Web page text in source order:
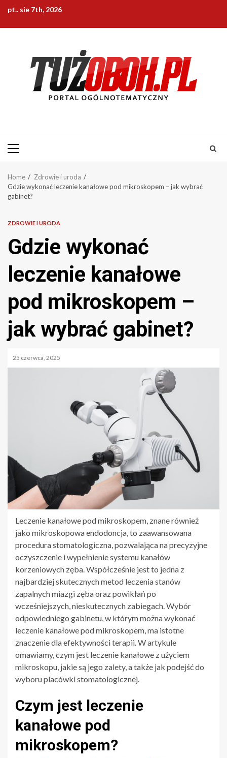
Skip
content
pt.. sie 7th, 2026
Primary
Home
Zdrowie i uroda
Gdzie wykonać leczenie kanałowe pod mikroskopem – jak wybrać
gabinet?
ZDROWIE I URODA
Gdzie wykonać
leczenie kanałowe
pod mikroskopem –
jak wybrać gabinet?
25 czerwca, 2025
Leczenie kanałowe pod mikroskopem, znane również
jako mikroskopowa endodoncja, to zaawansowana
procedura stomatologiczna, pozwalająca na precyzyjne
oczyszczenie i wypełnienie systemu kanałów
korzeniowych zęba. Współcześnie jest to jedna z
najbardziej skutecznych metod leczenia stanów
zapalnych miazgi zęba oraz powikłań po
wcześniejszych, nieskutecznych zabiegach. Wybór
odpowiedniego gabinetu, w którym można wykonać
leczenie kanałowe pod mikroskopem, ma istotne
znaczenie dla efektywności terapii. W artykule
omawiamy, czym jest leczenie kanałowe z użyciem
mikroskopu, jakie są jego zalety, a także jak podejść do
wyboru placówki stomatologicznej.
Czym jest leczenie
kanałowe pod
mikroskopem?